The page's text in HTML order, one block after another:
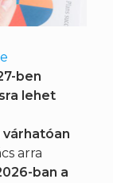
ben
lehet
várhatóan
arra
ban a